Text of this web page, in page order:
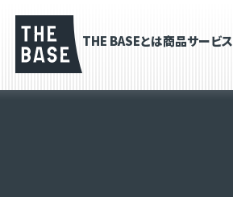
THE BASEとは商品サービス